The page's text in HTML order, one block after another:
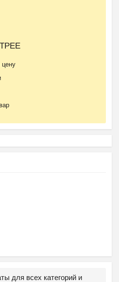
цену
для всех категорий и